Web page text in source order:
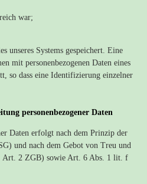
war;
unseres Systems gespeichert. Eine
mit personenbezogenen Daten eines
so dass eine Identifizierung einzelner
personenbezogener Daten
Daten erfolgt nach dem Prinzip der
und nach dem Gebot von Treu und
Art. 2 ZGB) sowie Art. 6 Abs. 1 lit. f